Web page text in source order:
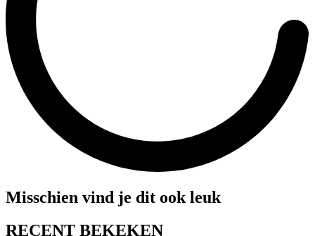
Misschien vind je dit ook leuk
RECENT BEKEKEN